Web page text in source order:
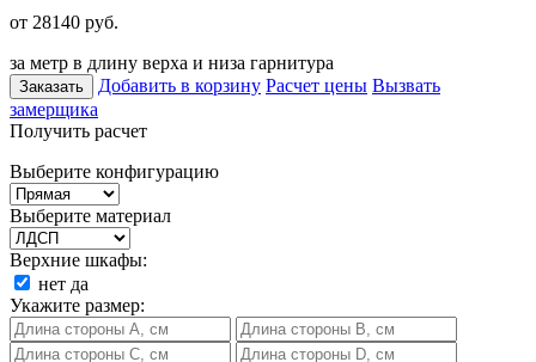
от 28140 руб.
за метр в длину верха и низа гарнитура
Заказать Добавить в корзину Расчет цены Вызвать
замерщика
Получить расчет
Выберите конфигурацию
Выберите материал
Верхние шкафы:
нет да
Укажите размер: